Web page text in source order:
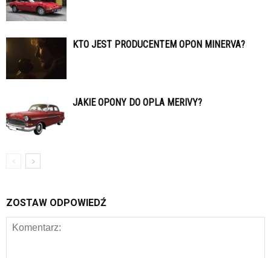
KTO JEST PRODUCENTEM OPON MINERVA?
JAKIE OPONY DO OPLA MERIVY?
ZOSTAW ODPOWIEDŹ